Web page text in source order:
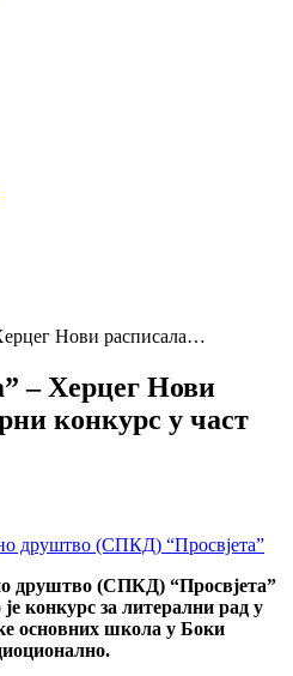
Нови расписала…
– Херцег Нови
конкурс у част
друштво (СПКД) “Просвјета”
конкурс за литерални рад у
основних школа у Боки